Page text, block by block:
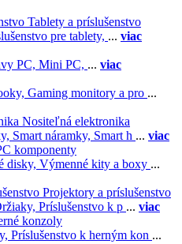
Tablety a príslušenstvo
pre tablety, ... viac
PC, Mini PC, ... viac
Gaming monitory a pro ...
Nositeľná elektronika
Smart náramky, Smart h ... viac
komponenty
disky, Výmenné kity a boxy ...
Projektory a príslušenstvo
Príslušenstvo k p ... viac
konzoly
Príslušenstvo k herným kon ...